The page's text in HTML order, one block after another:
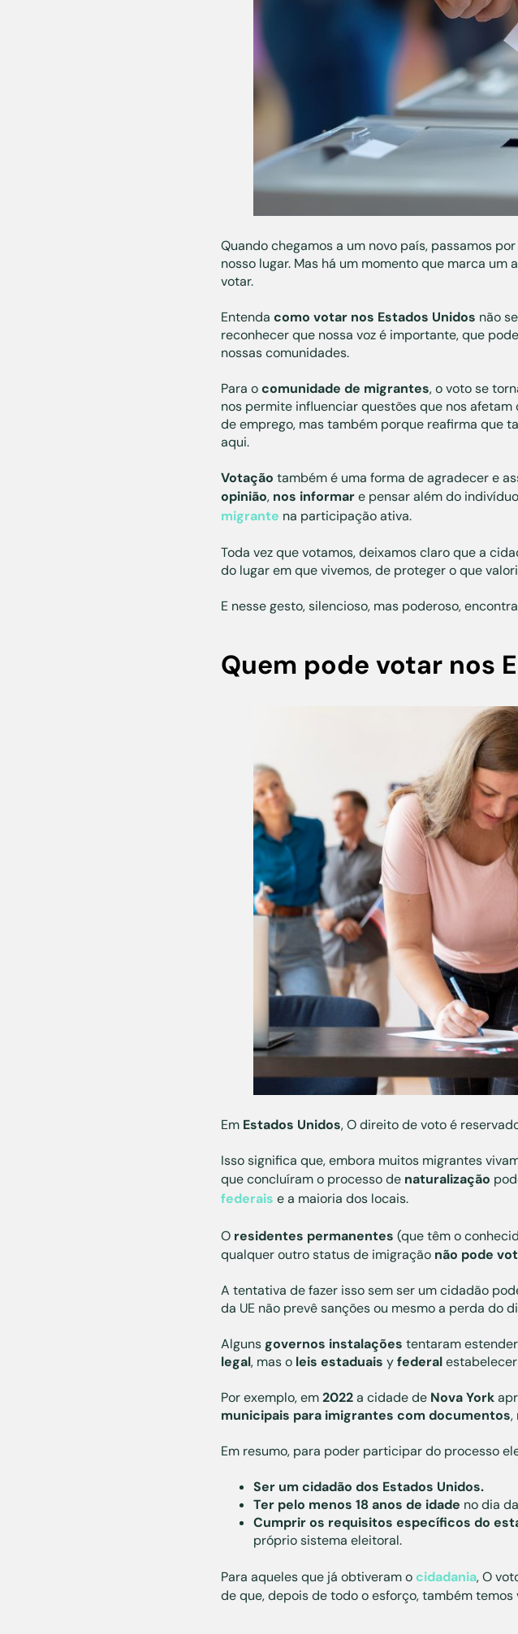
Quando chegamos a um novo país, passamos
nosso lugar. Mas há um momento que marca
votar.
Entenda como votar nos Estados Unidos não
reconhecer que nossa voz é importante, que
nossas comunidades.
Para ocomunidade de migrantes, o voto se
nos permite influenciar questões que nos
de emprego, mas também porque reafirma que
aqui.
Votação também é uma forma de agradecer e
opinião, nos informare pensar além do
migrante na participação ativa.
Toda vez que votamos, deixamos claro que a
do lugar em que vivemos, de proteger o que
E nesse gesto, silencioso, mas poderoso,
Quem pode votar nos
Em Estados Unidos, O direito de voto é
Isso significa que, embora muitos migrantes
que concluíram o processo de naturalização
federais e a maioria dos locais.
O residentes permanentes (que têm o
qualquer outro status de imigração não pode
A tentativa de fazer isso sem ser um cidadão
da UE não prevê sanções ou mesmo a perda do
Algunsgovernos instalações tentaram
legal, mas o leis estaduais yfederal
Por exemplo, em2022a cidade de Nova York
municipais para imigrantes com documentos,
Em resumo, para poder participar do processo
Ser um cidadão dos Estados Unidos.
Ter pelo menos 18 anos de idade no dia
Cumprir os requisitos específicos do
próprio sistema eleitoral.
Para aqueles que já obtiveram o cidadania, O
de que, depois de todo o esforço, também